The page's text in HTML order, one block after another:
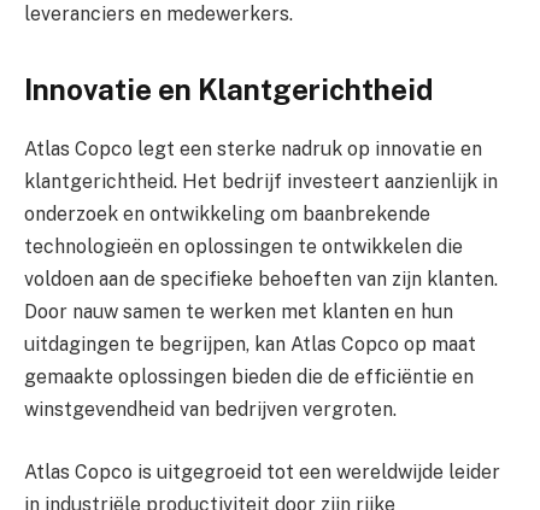
leveranciers en medewerkers.
Innovatie en Klantgerichtheid
Atlas Copco legt een sterke nadruk op innovatie en
klantgerichtheid. Het bedrijf investeert aanzienlijk in
onderzoek en ontwikkeling om baanbrekende
technologieën en oplossingen te ontwikkelen die
voldoen aan de specifieke behoeften van zijn klanten.
Door nauw samen te werken met klanten en hun
uitdagingen te begrijpen, kan Atlas Copco op maat
gemaakte oplossingen bieden die de efficiëntie en
winstgevendheid van bedrijven vergroten.
Atlas Copco is uitgegroeid tot een wereldwijde leider
in industriële productiviteit door zijn rijke